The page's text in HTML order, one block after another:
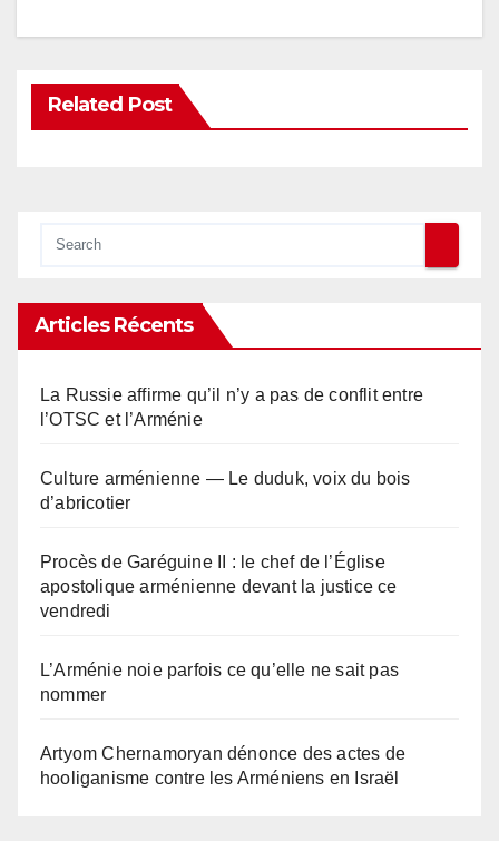
Related Post
Articles Récents
La Russie affirme qu’il n’y a pas de conflit entre
l’OTSC et l’Arménie
Culture arménienne — Le duduk, voix du bois
d’abricotier
Procès de Garéguine II : le chef de l’Église
apostolique arménienne devant la justice ce
vendredi
L’Arménie noie parfois ce qu’elle ne sait pas
nommer
Artyom Chernamoryan dénonce des actes de
hooliganisme contre les Arméniens en Israël